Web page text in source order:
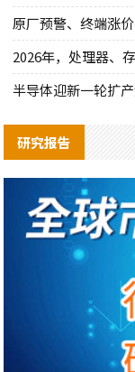
原厂预警、终端涨
2026年，处理器、
半导体迎新一轮扩
研究报告